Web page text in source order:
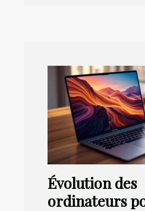
Évolution des
ordinateurs